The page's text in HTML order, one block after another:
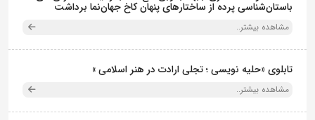
باستان‌شناسی پرده از ساختارهای پنهان کاخ جهان‌نما برداشت
مشاهده بیشتر..
تابلوی «حلیه نویسی ؛ تجلی ارادت در هنر اسلامی »
مشاهده بیشتر..